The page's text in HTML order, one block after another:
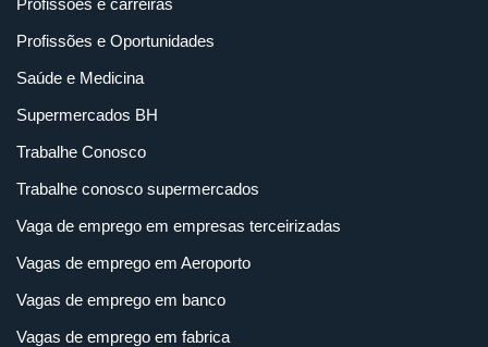
Profissões e Oportunidades
Saúde e Medicina
Supermercados BH
Trabalhe Conosco
Trabalhe conosco supermercados
Vaga de emprego em empresas terceirizadas
Vagas de emprego em Aeroporto
Vagas de emprego em banco
Vagas de emprego em fabrica